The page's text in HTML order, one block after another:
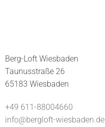
Berg-Loft Wiesbaden
Taunusstraße 26
65183 Wiesbaden
+49 611-88004660
info@bergloft-wiesbaden.de